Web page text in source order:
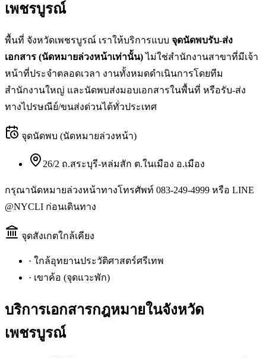
เพชรบูรณ์
พื้นที่ จังหวัดเพชรบูรณ์ เราให้บริการแบบ จุดนัดพบรับ-ส่ง
เอกสาร (นัดหมายล่วงหน้าเท่านั้น) ไม่ใช่สำนักงานสาขาที่มีเจ้า
หน้าที่ประจำตลอดเวลา งานทั้งหมดดำเนินการโดยทีม
สำนักงานใหญ่ และนัดพบส่งมอบเอกสารในพื้นที่ หรือรับ-ส่ง
ทางไปรษณีย์/ขนส่งด่วนได้ทั่วประเทศ
จุดนัดพบ (นัดหมายล่วงหน้า)
26/2 ถ.สระบุรี-หล่มสัก ต.ในเมือง อ.เมือง
กรุณานัดหมายล่วงหน้าทางโทรศัพท์ 083-249-4999 หรือ LINE
@NYCLI ก่อนเดินทาง
จุดสังเกตใกล้เคียง
· ใกล้อุทยานประวัติศาสตร์ศรีเทพ
· เขาค้อ (จุดแวะพัก)
บริการเอกสารกฎหมายในจังหวัด
เพชรบูรณ์